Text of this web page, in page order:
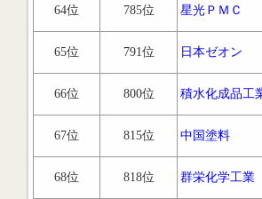
64位 785位 星光ＰＭＣ
65位 791位 日本ゼオン
66位 800位 積水化成品工
67位 815位 中国塗料
68位 818位 群栄化学工業